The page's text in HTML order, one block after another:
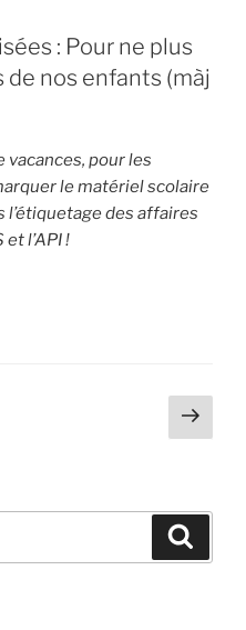
: Pour ne plus
nos enfants (màj
vacances, pour les
le matériel scolaire
l’étiquetage des affaires
l’API !
Page